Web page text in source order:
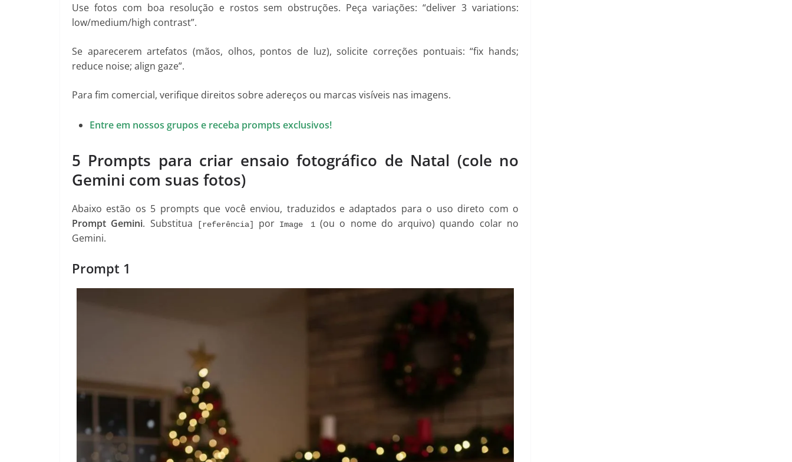
Use fotos com boa resolução e rostos sem obstruções. Peça variações: “deliver 3 variations:
low/medium/high contrast”.
Se aparecerem artefatos (mãos, olhos, pontos de luz), solicite correções pontuais: “fix hands;
reduce noise; align gaze”.
Para fim comercial, verifique direitos sobre adereços ou marcas visíveis nas imagens.
Entre em nossos grupos e receba prompts exclusivos!
5 Prompts para criar ensaio fotográfico de Natal (cole no
Gemini com suas fotos)
Abaixo estão os 5 prompts que você enviou, traduzidos e adaptados para o uso direto com o
Prompt Gemini. Substitua [referência] por Image 1(ou o nome do arquivo) quando colar no
Gemini.
Prompt 1